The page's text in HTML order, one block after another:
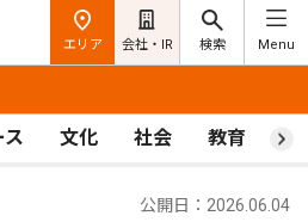
エリア 会社・IR 検索 Menu
ス 文化 社会 教育 ス
公開日：2026.06.04